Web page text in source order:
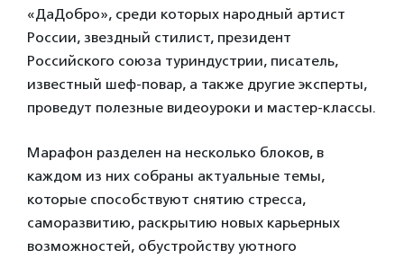
«ДаДобро», среди которых народный артист
России, звездный стилист, президент
Российского союза туриндустрии, писатель,
известный шеф-повар, а также другие эксперты,
проведут полезные видеоуроки и мастер-классы.
Марафон разделен на несколько блоков, в
каждом из них собраны актуальные темы,
которые способствуют снятию стресса,
саморазвитию, раскрытию новых карьерных
возможностей, обустройству уютного